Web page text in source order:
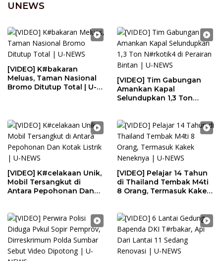
UNEWS
[VIDEO] K#bakaran
Meluas, Taman Nasional
Bromo Ditutup Total | U-
[VIDEO] Tim Gabungan
Amankan Kapal
Selundupkan 1,3 Ton
[VIDEO] K#celakaan Unik,
Mobil Tersangkut di
Antara Pepohonan Dan
[VIDEO] Pelajar 14 Tahun
di Thailand Tembak M4ti
8 Orang, Termasuk Kakek